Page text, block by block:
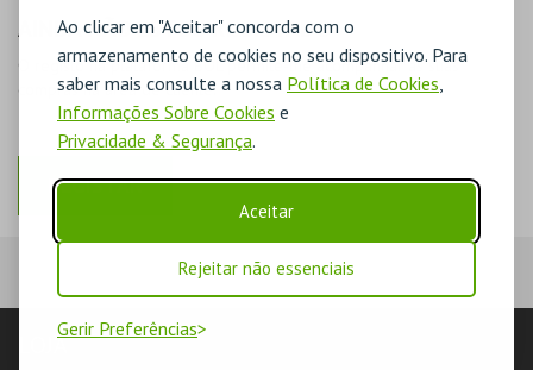
Ao clicar em "Aceitar" concorda com o
armazenamento de cookies no seu dispositivo. Para
saber mais consulte a nossa Política de Cookies,
Informações Sobre Cookies e
Privacidade & Segurança.
Aceitar
Rejeitar não essenciais
Gerir Preferências
AINDA NÃO ESTOU REGISTADO
O registo na plataforma BOL permite-lhe acompanhar as suas
compras na área de cliente.
REGISTAR
LOJA